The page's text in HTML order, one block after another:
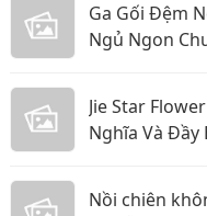
Ga Gối Đệm
Ngủ Ngon
Jie Star
Nghĩa Và Đầy
Nồi chiên